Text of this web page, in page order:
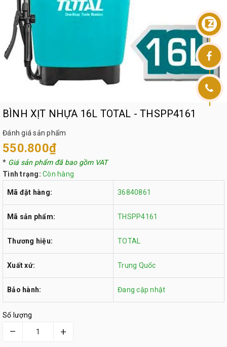
BÌNH XỊT NHỰA 16L TOTAL - THSPP4161
Đánh giá sản phẩm
550.800₫
* Giá sản phẩm đã bao gồm VAT
Tình trạng: Còn hàng
Mã đặt hàng: 36840861
Mã sản phẩm: THSPP4161
Thương hiệu: TOTAL
Xuất xứ: Trung Quốc
Bảo hành: Đang cập nhật
Số lượng
– +